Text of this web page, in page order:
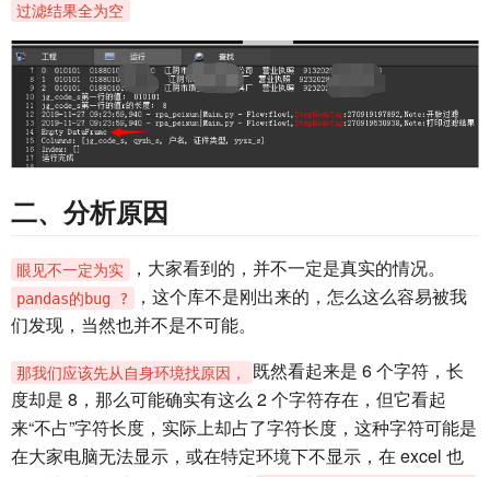
过滤结果全为空
二、分析原因
眼见不一定为实 ，大家看到的，并不一定是真实的情况。
pandas的bug ?
，这个库不是刚出来的，怎么这么容易被我
们发现，当然也并不是不可能。
那我们应该先从自身环境找原因，
既然看起来是 6 个字符，长
度却是 8，那么可能确实有这么 2 个字符存在，但它看起
来“不占”字符长度，实际上却占了字符长度，这种字符可能是
在大家电脑无法显示，或在特定环境下不显示，在 excel 也